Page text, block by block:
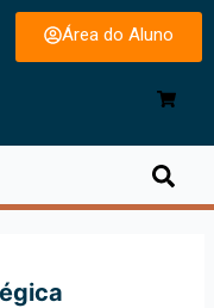
Área do Aluno